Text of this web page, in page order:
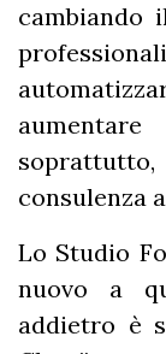
cambiando
consulenza
Lo Studio
nuovo a
addietro è